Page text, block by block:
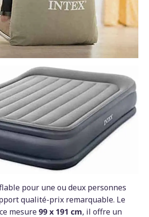
pour une ou deux personnes
qualité-prix remarquable. Le
mesure99 x 191 cm, il offre un